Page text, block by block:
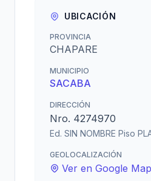
UBICACIÓN
PROVINCIA
CHAPARE
MUNICIPIO
SACABA
DIRECCIÓN
Nro. 4274970
Ed. SIN NOMBRE Piso
GEOLOCALIZACIÓN
Ver en Google